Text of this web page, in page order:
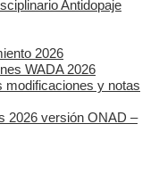
Antidopaje
2026
WADA 2026
modificaciones y notas
2026 versión ONAD –